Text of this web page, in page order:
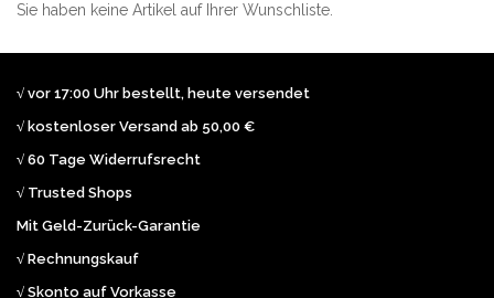
Sie haben keine Artikel auf Ihrer Wunschliste.
√ vor 17:00 Uhr bestellt, heute versendet
√ kostenloser Versand ab 50,00 €
√ 60 Tage Widerrufsrecht
√ Trusted Shops
Mit Geld-Zurück-Garantie
√ Rechnungskauf
√ Skonto auf Vorkasse